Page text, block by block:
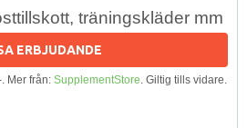
träningskläder mm
ERBJUDANDE
Mer från: SupplementStore. Giltig tills vidare.